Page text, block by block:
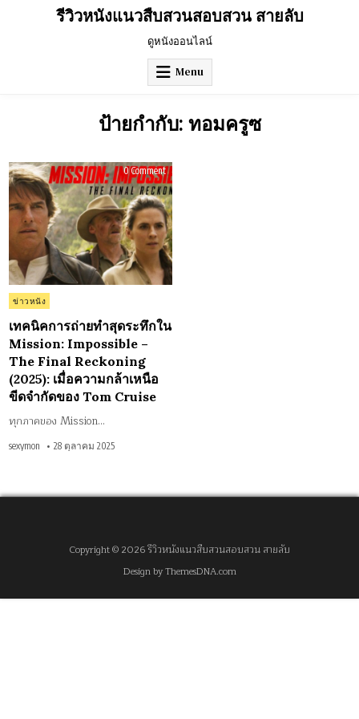
รีวิวหนังแนวสืบสวนสอบสวน สายลับ
ดูหนังออนไลน์
Menu
ป้ายกำกับ: ทอมครูซ
0 Commenton
เทคนิค
การ
ถ่าย
ทำ
สุด
ระทึก
ใน
Mission:
Impossible
–
The
Final
ความ
กล้า
Posted
ข่าวหนัง
เทคนิคการถ่ายทำสุดระทึกใน
Mission: Impossible –
The Final Reckoning
(2025): เมื่อความกล้าเหนือ
ขีดจำกัดของ Tom Cruise
ทุกภาคของ Mission…
sexymon 28 ตุลาคม 2025
Copyright © 2026 รีวิวหนังแนวสืบสวนสอบสวน สายลับ
Design by ThemesDNA.com